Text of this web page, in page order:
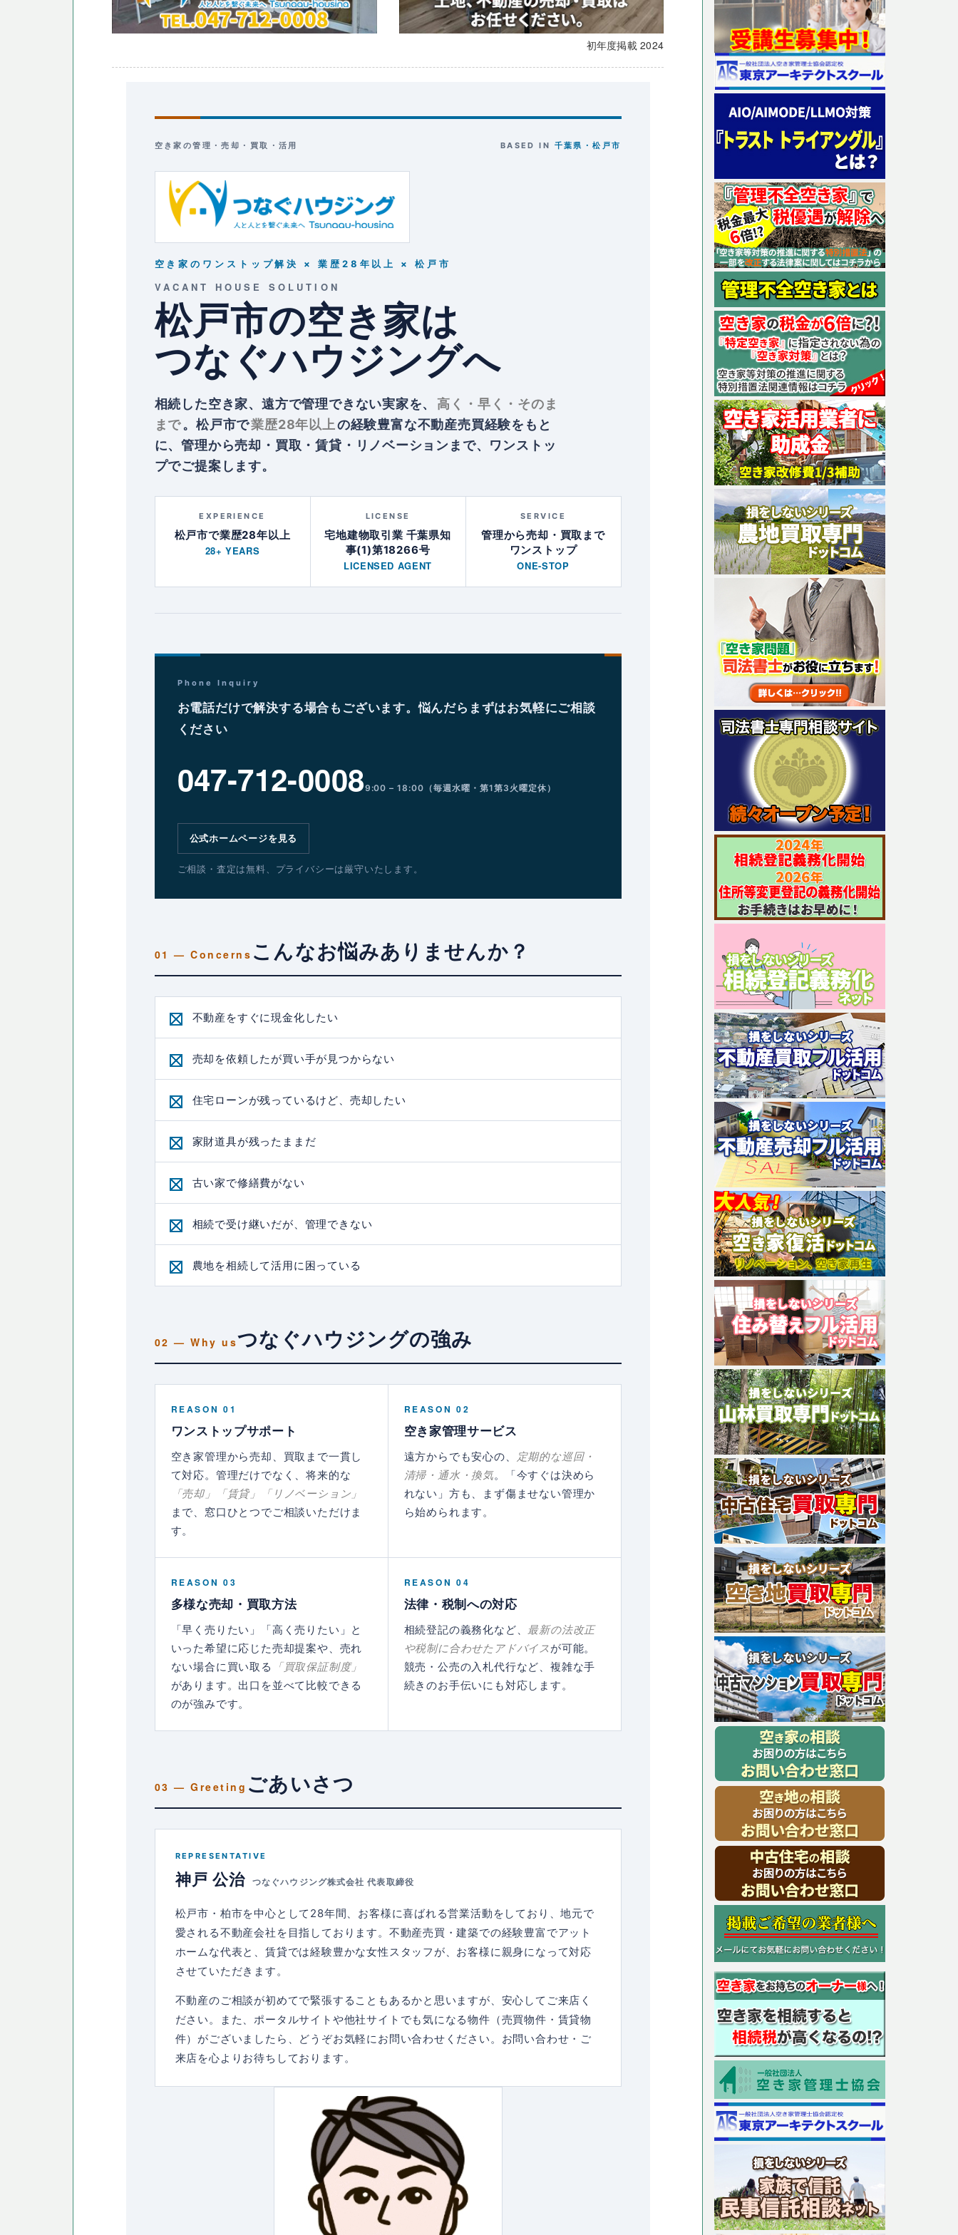
初年度掲載2024
空き家の管理・売却・買取・活用 BASED IN 千葉県・松戸市
空き家のワンストップ解決 × 業歴28年以上 × 松戸市
VACANT HOUSE SOLUTION
松戸市の空き家は
つなぐハウジングへ
相続した空き家、遠方で管理できない実家を、 高く・早く・そのま
まで。松戸市で業歴28年以上の経験豊富な不動産売買経験をもと
に、管理から売却・買取・賃貸・リノベーションまで、ワンストッ
プでご提案します。
EXPERIENCE
松戸市で業歴28年以上
28+ YEARS
LICENSE
宅地建物取引業 千葉県知
事(1)第18266号
LICENSED AGENT
SERVICE
管理から売却・買取まで
ワンストップ
ONE-STOP
Phone Inquiry
お電話だけで解決する場合もございます。悩んだらまずはお気軽にご相談
ください
047-712-00089:00 – 18:00（毎週水曜・第1第3火曜定休）
公式ホームページを見る
ご相談・査定は無料、プライバシーは厳守いたします。
こんなお悩みありませんか？
不動産をすぐに現金化したい
売却を依頼したが買い手が見つからない
住宅ローンが残っているけど、売却したい
家財道具が残ったままだ
古い家で修繕費がない
相続で受け継いだが、管理できない
農地を相続して活用に困っている
つなぐハウジングの強み
REASON 01
ワンストップサポート
空き家管理から売却、買取まで一貫し
て対応。管理だけでなく、将来的な
「売却」「賃貸」「リノベーション」
まで、窓口ひとつでご相談いただけま
す。
REASON 02
空き家管理サービス
遠方からでも安心の、
定期的な巡回・
清掃・通水・換気。「今すぐは決めら
れない」方も、まず傷ませない管理か
ら始められます。
REASON 03
多様な売却・買取方法
「早く売りたい」「高く売りたい」と
いった希望に応じた売却提案や、売れ
ない場合に買い取る
「買取保証制度」
があります。出口を並べて比較できる
のが強みです。
REASON 04
法律・税制への対応
相続登記の義務化など、 最新の法改正
や税制に合わせたアドバイスが可能。
競売・公売の入札代行など、複雑な手
続きのお手伝いにも対応します。
ごあいさつ
REPRESENTATIVE
神戸 公治 つなぐハウジング株式会社 代表取締役
松戸市・柏市を中心として28年間、お客様に喜ばれる営業活動をしており、地元で
愛される不動産会社を目指しております。不動産売買・建築での経験豊富でアット
ホームな代表と、賃貸では経験豊かな女性スタッフが、お客様に親身になって対応
させていただきます。
不動産のご相談が初めてで緊張することもあるかと思いますが、安心してご来店く
ださい。また、ポータルサイトや他社サイトでも気になる物件（売買物件・賃貸物
件）がございましたら、どうぞお気軽にお問い合わせください。お問い合わせ・ご
来店を心よりお待ちしております。